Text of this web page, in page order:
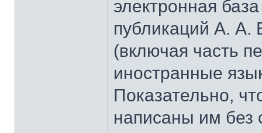
электронная
публикаций А. А.
(включая часть
иностранные
Показательно,
написаны им без